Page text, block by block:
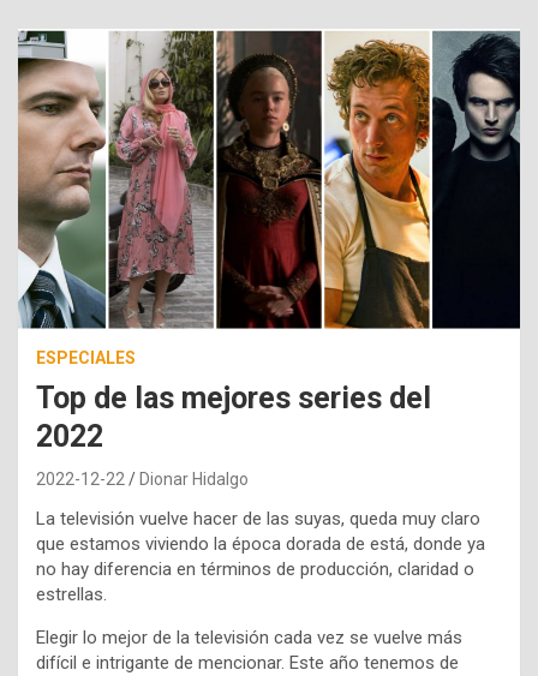
ESPECIALES
Top de las mejores series del
2022
2022-12-22 Dionar Hidalgo
La televisión vuelve hacer de las suyas, queda muy claro
que estamos viviendo la época dorada de está, donde ya
no hay diferencia en términos de producción, claridad o
estrellas.
Elegir lo mejor de la televisión cada vez se vuelve más
difícil e intrigante de mencionar. Este año tenemos de